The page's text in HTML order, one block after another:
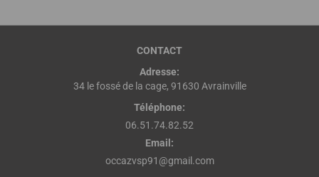
CONTACT
Adresse:
34 le fossé de la cage, 91630 Avrainville
Téléphone:
06.51.74.82.52
Email:
occazvsp91@gmail.com